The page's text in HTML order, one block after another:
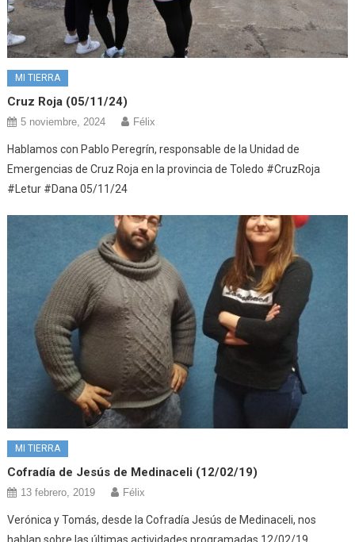
MI TIERRA
Cruz Roja (05/11/24)
5 noviembre, 2024 Félix
Hablamos con Pablo Peregrín, responsable de la Unidad de
Emergencias de Cruz Roja en la provincia de Toledo #CruzRoja
#Letur #Dana 05/11/24
MI TIERRA
Cofradía de Jesús de Medinaceli (12/02/19)
13 febrero, 2019 Félix
Verónica y Tomás, desde la Cofradía Jesús de Medinaceli, nos